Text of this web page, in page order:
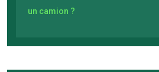
un camion ?